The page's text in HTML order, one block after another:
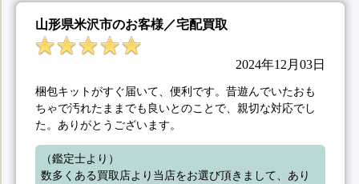
山形県米沢市のお客様／宅配買取
2024年12月03日
梱包キットがすぐ届いて、便利です。昔遊んでいたおも
ちゃで汚れたままでも良いとのことで、親切な対応でし
た。ありがとうございます。
（鑑定士より）
数多くある買取店より当店をお選び頂きまして、あり